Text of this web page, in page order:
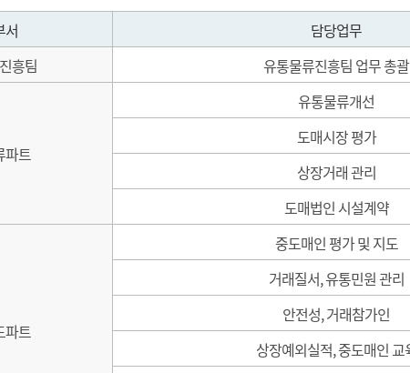
내부규정
서 담당업무
흥팀
유통물류진흥팀 업무 총괄
파트
유통물류개선
도매시장 평가
상장거래 관리
도매법인 시설계약
파트
중도매인 평가 및 지도
거래질서, 유통민원 관리
안전성, 거래참가인
상장예외실적, 중도매인 교